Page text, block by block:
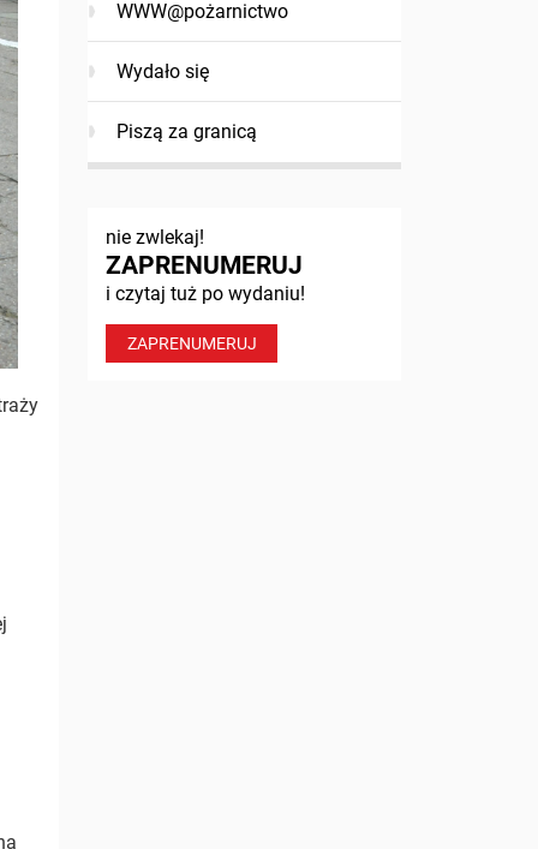
WWW@pożarnictwo
Wydało się
Piszą za granicą
nie zwlekaj!
ZAPRENUMERUJ
i czytaj tuż po wydaniu!
ZAPRENUMERUJ